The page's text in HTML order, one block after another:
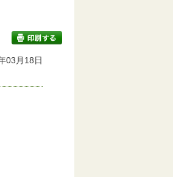
印刷する
03月18日